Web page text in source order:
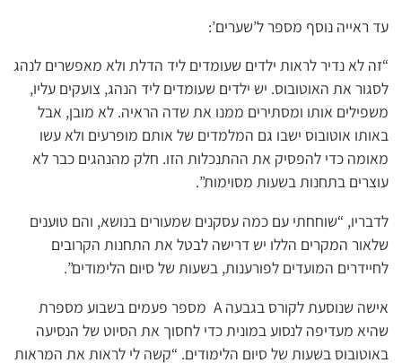
עד ראייה נוסף מספר ל’שערים’:
“זה לא נדיר לראות ילדים שעומדים ליד הדלת ולא מאפשרים לנהג
לסגור את האוטובוס. יש ילדים שעומדים ליד הנהג, צועקים עליו,
משפילים אותו ומסתירים ממנו את שדה הראיה. לא מובן, אבל
באותו אוטובוס ישבו גם המלמדים של אותם מופרעים ולא עשו
מאומה כדי להפסיק את ההתנכלות הזו. חלק מהנהגים כבר לא
עוצרים בתחנות בשעות מסוימות”.
לדבריו, “שוחחתי עם כמה עסקנים שמעורים בנושא, והם טוענים
שלאור המקרים הללו יש דרישה לבטל את התחנות הקרובים
לחיידרים המועדים לפורענות, בשעות של סיום הלימודים”.
אישה שנוסעת לקורס בגבעה A מספר פעמים בשבוע מספרת
שהיא מעדיפה לנסוע במונית כדי לחסוך את הסיוט של הנסיעה
באוטובוס בשעות של סיום הלימודים. “קשה לי לראות את המראות